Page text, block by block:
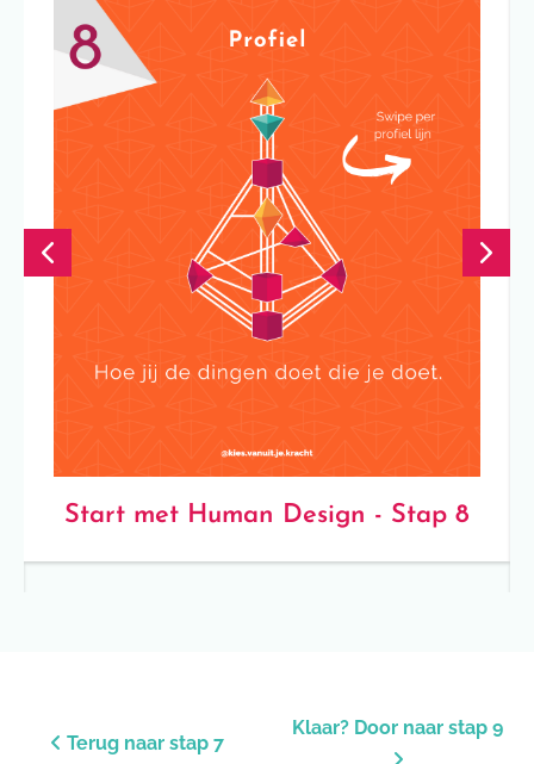
Start met Human Design - Stap 8
Terug naar stap 7
Klaar? Door naar stap 9